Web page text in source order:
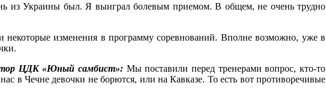
из Украины был. Я выиграл болевым приемом. В общем, не очень трудно
некоторые изменения в программу соревнований. Вполне возможно, уже в
ЦДК «Юный самбист»: Мы поставили перед тренерами вопрос, кто-то
в Чечне девочки не борются, или на Кавказе. То есть вот противоречивые